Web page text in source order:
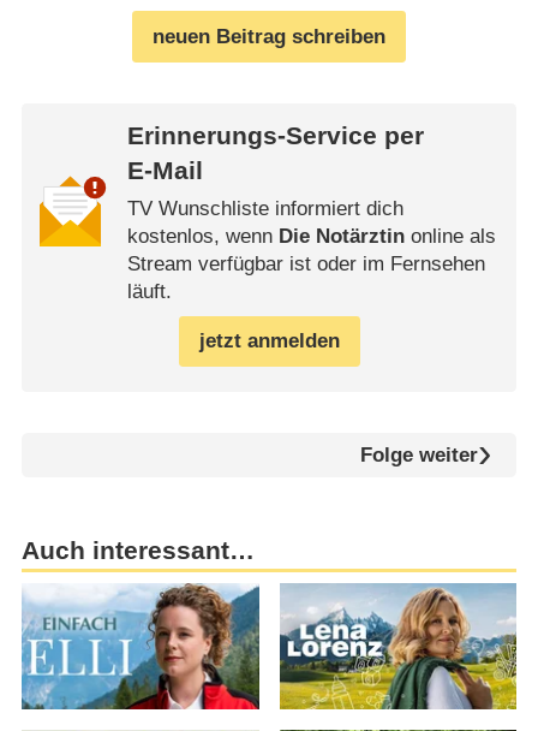
neuen Beitrag schreiben
Erinnerungs-Service per
E-Mail
TV Wunschliste informiert dich
kostenlos, wenn Die Notärztinonline als
Stream verfügbar ist oder im Fernsehen
läuft.
jetzt anmelden
Folge weiter
Auch interessant…